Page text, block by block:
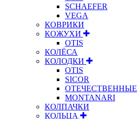
SCHAEFER
VEGA
КОВРИКИ
КОЖУХИ
OTIS
КОЛЁСА
КОЛОДКИ
OTIS
SICOR
ОТЕЧЕСТВЕННЫЕ
MONTANARI
КОЛПАЧКИ
КОЛЬЦА